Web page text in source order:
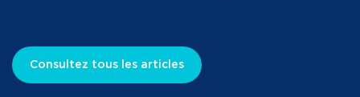
Consultez tous les articles